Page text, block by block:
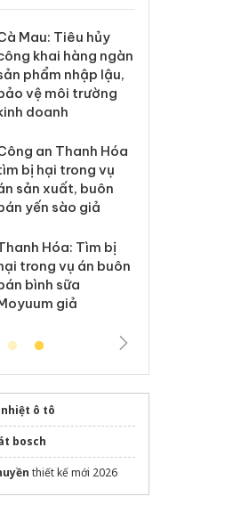
trương xác
xử lý sản phẩm
Care x3 sử
giấy phép giả
Cai xử lý 83 vụ vi
thương mại
tháng 7
Yên: Xử lý 6 hộ
doanh bán hàng
mạo nhãn hiệu
Nike
ô tô
bosch
thiết kế mới 2026